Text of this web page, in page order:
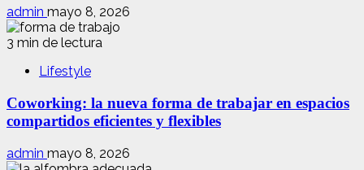
admin mayo 8, 2026
3 min de lectura
Lifestyle
Coworking: la nueva forma de trabajar en espacios
compartidos eficientes y flexibles
admin mayo 8, 2026